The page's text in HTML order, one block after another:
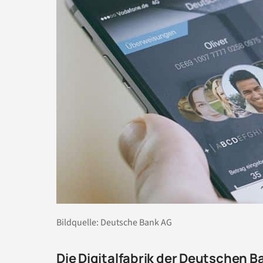
Bildquelle: Deutsche Bank AG
Die Digitalfabrik der Deutschen